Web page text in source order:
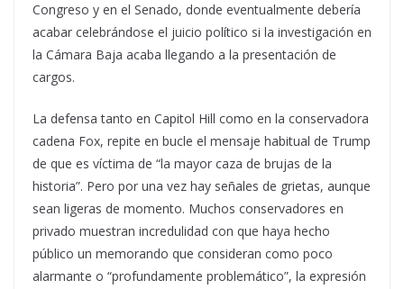
Congreso y en el Senado, donde eventualmente debería
acabar celebrándose el juicio político si la investigación en
la Cámara Baja acaba llegando a la presentación de
cargos.
La defensa tanto en Capitol Hill como en la conservadora
cadena Fox, repite en bucle el mensaje habitual de Trump
de que es víctima de “la mayor caza de brujas de la
historia”. Pero por una vez hay señales de grietas, aunque
sean ligeras de momento. Muchos conservadores en
privado muestran incredulidad con que haya hecho
público un memorando que consideran como poco
alarmante o “profundamente problemático”, la expresión